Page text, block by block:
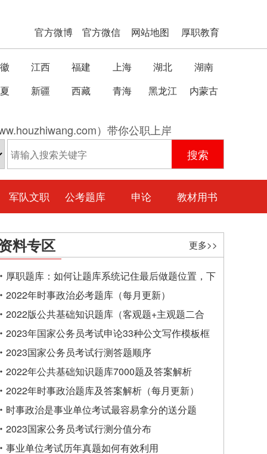
官方微博 官方微信 网站地图 厚职教育
江西 福建 上海 湖北
湖南
新疆 西藏 青海 黑龙江 内蒙古
）带你公职上岸
军队文职 公考题库 申论 教材用书
料专区 更多>>
厚职题库：如何让题库系统记住最后做题位置，下
一次进入后可接续做题？
2022年时事政治必考题库（每月更新）
2022版公共基础知识题库（客观题+主观题二合
一）
2023年国家公务员考试申论33种公文写作模板框
架
2023国家公务员考试行测答题顺序
2022年公共基础知识题库7000题及答案解析
2022年时事政治题库及答案解析（每月更新）
时事政治是事业单位考试最容易拿分的送分题
2023国家公务员考试行测分值分布
事业单位考试历年真题如何有效利用